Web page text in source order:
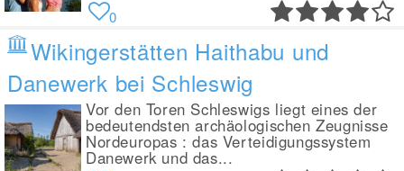
0
Wikingerstätten Haithabu und
Danewerk bei Schleswig
Vor den Toren Schleswigs liegt eines der
bedeutendsten archäologischen Zeugnisse
Nordeuropas : das Verteidigungssystem
Danewerk und das...